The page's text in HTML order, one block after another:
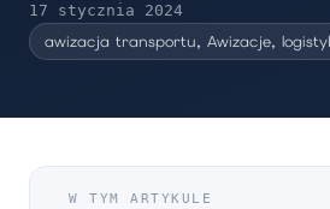
17 stycznia 2024
awizacja transportu, Awizacje,
W TYM ARTYKULE